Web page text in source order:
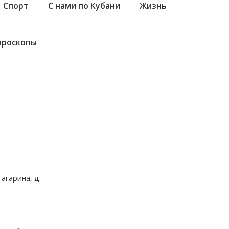
Спорт С нами по Кубани Жизнь
д.